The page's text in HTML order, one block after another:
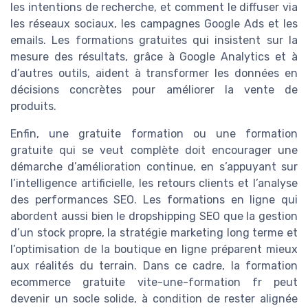
les intentions de recherche, et comment le diffuser via
les réseaux sociaux, les campagnes Google Ads et les
emails. Les formations gratuites qui insistent sur la
mesure des résultats, grâce à Google Analytics et à
d’autres outils, aident à transformer les données en
décisions concrètes pour améliorer la vente de
produits.
Enfin, une gratuite formation ou une formation
gratuite qui se veut complète doit encourager une
démarche d’amélioration continue, en s’appuyant sur
l’intelligence artificielle, les retours clients et l’analyse
des performances SEO. Les formations en ligne qui
abordent aussi bien le dropshipping SEO que la gestion
d’un stock propre, la stratégie marketing long terme et
l’optimisation de la boutique en ligne préparent mieux
aux réalités du terrain. Dans ce cadre, la formation
ecommerce gratuite vite-une-formation fr peut
devenir un socle solide, à condition de rester alignée